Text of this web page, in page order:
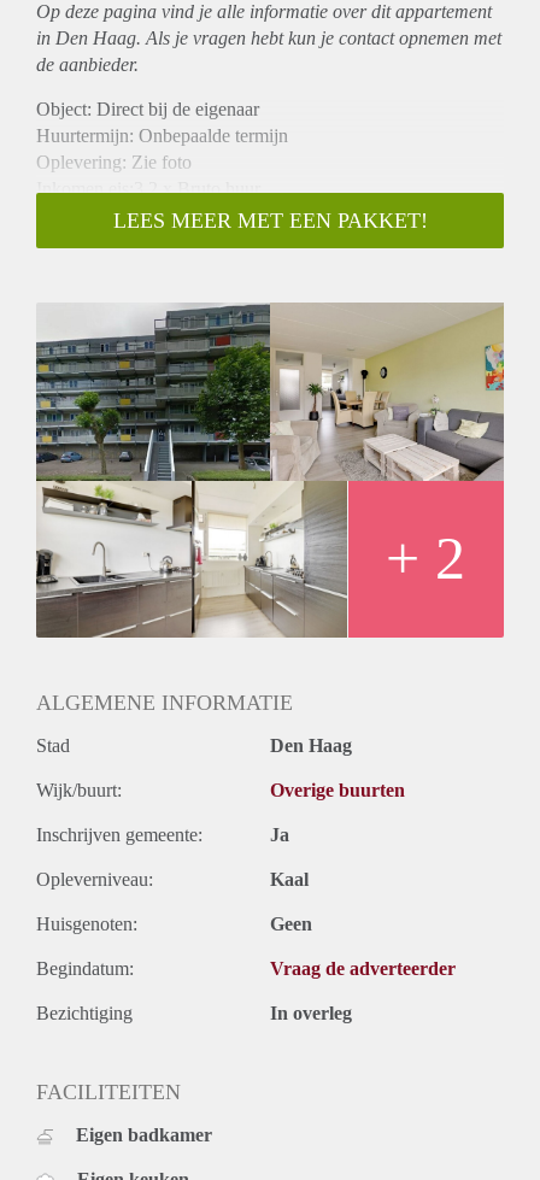
Op deze pagina vind je alle informatie over ditappartement
in Den Haag. Als je vragen hebt kun je contact opnemen met
de aanbieder.
Object: Direct bij de eigenaar
Huurtermijn: Onbepaalde termijn
Oplevering: Zie foto
Inkomen eis:3,2 x Bruto huur
Garantiestelling mogelijk: Ja
Borg: 1 Maand
Huisdieren toegestaan: Afhankelijk van de Eigenaar
Huurtoeslag grens: Nee
Geschikt voor studenten: Afhankelijk van de Eigenaar
LEES MEER MET EEN PAKKET!
+ 2
ALGEMENE INFORMATIE
Stad Den Haag
Wijk/buurt: Overige buurten
Inschrijven gemeente: Ja
Opleverniveau: Kaal
Huisgenoten: Geen
Begindatum: Vraag de adverteerder
Bezichtiging In overleg
FACILITEITEN
Eigen badkamer